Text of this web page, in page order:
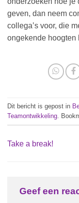
geven, dan neem
collega’s voor, die
ongekende hoogten
Dit bericht is gepost in
Teamontwikkeling .
Take a break!
Geef een